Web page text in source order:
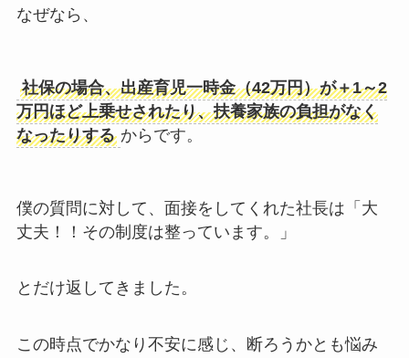
なぜなら、
社保の場合、出産育児一時金（42万円）が＋1～2
万円ほど上乗せされたり、扶養家族の負担がなく
なったりする からです。
僕の質問に対して、面接をしてくれた社長は「大
丈夫！！その制度は整っています。」
とだけ返してきました。
この時点でかなり不安に感じ、断ろうかとも悩み